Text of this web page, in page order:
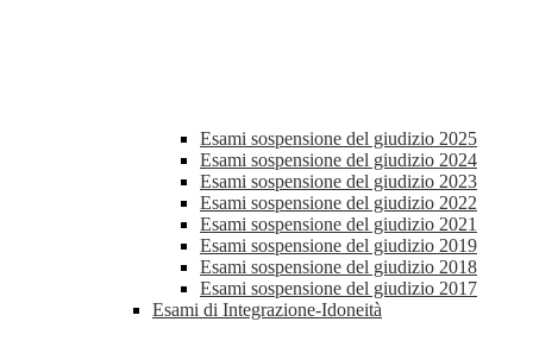
Esami sospensione del giudizio 2025
Esami sospensione del giudizio 2024
Esami sospensione del giudizio 2023
Esami sospensione del giudizio 2022
Esami sospensione del giudizio 2021
Esami sospensione del giudizio 2019
Esami sospensione del giudizio 2018
Esami sospensione del giudizio 2017
Esami di Integrazione-Idoneità